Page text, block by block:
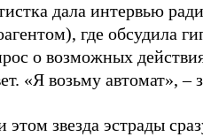
дала интервью
где обсудила
о возможных
«Я возьму автомат», –
этом звезда эстрады